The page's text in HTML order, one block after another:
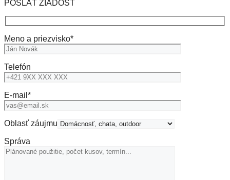
POSLAŤ ŽIADOSŤ
Meno a priezvisko*
Telefón
E-mail *
Oblasť záujmu
Správa